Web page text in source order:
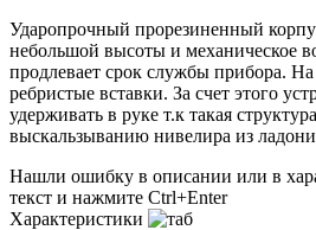
Ударопрочный прорезиненный
небольшой высоты и механическое
продлевает срок службы прибора.
ребристые вставки. За счет этого
удерживать в руке т.к такая
выскальзыванию нивелира из
Нашли ошибку в описании или в
текст и нажмите Ctrl+Enter
Характеристики